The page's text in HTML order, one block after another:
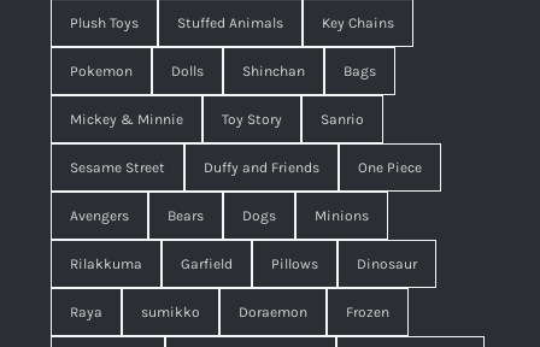
Plush Toys Stuffed Animals Key Chains
Pokemon Dolls Shinchan Bags
Mickey & Minnie Toy Story Sanrio
Sesame Street Duffy and Friends One Piece
Avengers Bears Dogs Minions
Rilakkuma Garfield Pillows Dinosaur
Raya sumikko Doraemon Frozen